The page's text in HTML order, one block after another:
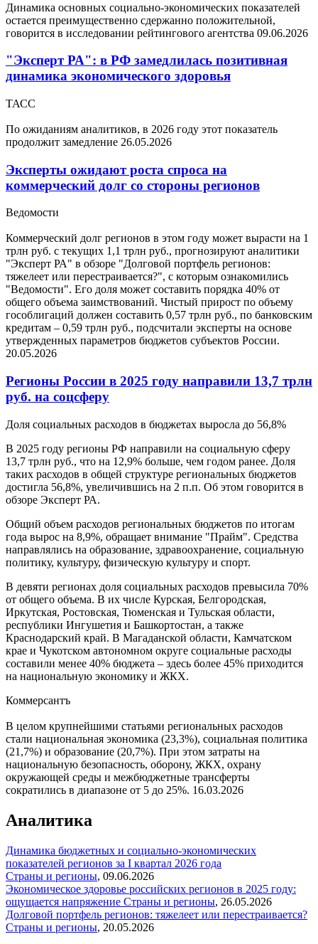
Динамика основных социально-экономических показателей
остается преимущественно сдержанно положительной,
говорится в исследовании рейтингового агентства 09.06.2026
"Эксперт РА": в РФ замедлилась позитивная
динамика экономического здоровья
ТАСС
По ожиданиям аналитиков, в 2026 году этот показатель
продолжит замедление 26.05.2026
Эксперты ожидают роста спроса на
коммерческий долг со стороны регионов
Ведомости
Коммерческий долг регионов в этом году может вырасти на 1
трлн руб. с текущих 1,1 трлн руб., прогнозируют аналитики
"Эксперт РА" в обзоре "Долговой портфель регионов:
тяжелеет или перестраивается?", с которым ознакомились
"Ведомости". Его доля может составить порядка 40% от
общего объема заимствований. Чистый прирост по объему
гособлигаций должен составить 0,57 трлн руб., по банковским
кредитам – 0,59 трлн руб., подсчитали эксперты на основе
утвержденных параметров бюджетов субъектов России.
20.05.2026
Регионы России в 2025 году направили 13,7 трлн
руб. на соцсферу
Доля социальных расходов в бюджетах выросла до 56,8%
В 2025 году регионы РФ направили на социальную сферу
13,7 трлн руб., что на 12,9% больше, чем годом ранее. Доля
таких расходов в общей структуре региональных бюджетов
достигла 56,8%, увеличившись на 2 п.п. Об этом говорится в
обзоре Эксперт РА.
Общий объем расходов региональных бюджетов по итогам
года вырос на 8,9%, обращает внимание "Прайм". Средства
направлялись на образование, здравоохранение, социальную
политику, культуру, физическую культуру и спорт.
В девяти регионах доля социальных расходов превысила 70%
от общего объема. В их числе Курская, Белгородская,
Иркутская, Ростовская, Тюменская и Тульская области,
республики Ингушетия и Башкортостан, а также
Краснодарский край. В Магаданской области, Камчатском
крае и Чукотском автономном округе социальные расходы
составили менее 40% бюджета – здесь более 45% приходится
на национальную экономику и ЖКХ.
Коммерсантъ
В целом крупнейшими статьями региональных расходов
стали национальная экономика (23,3%), социальная политика
(21,7%) и образование (20,7%). При этом затраты на
национальную безопасность, оборону, ЖКХ, охрану
окружающей среды и межбюджетные трансферты
сократились в диапазоне от 5 до 25%. 16.03.2026
Аналитика
Динамика бюджетных и социально-экономических
показателей регионов за I квартал 2026 года
Страны и регионы, 09.06.2026
Экономическое здоровье российских регионов в 2025 году:
ощущается напряжение Страны и регионы, 26.05.2026
Долговой портфель регионов: тяжелеет или перестраивается?
Страны и регионы, 20.05.2026